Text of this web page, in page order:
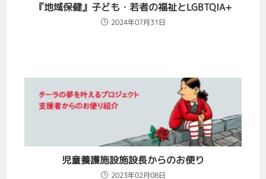
『地域保健』子ども・若者の福祉とLGBTQIA+
2024年07月31日
児童養護施設施設長からのお便り
2023年02月08日